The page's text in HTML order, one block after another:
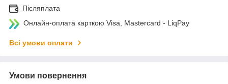
Післяплата
Онлайн-оплата карткою Visa, Mastercard - LiqPay
Всі умови оплати
Умови повернення